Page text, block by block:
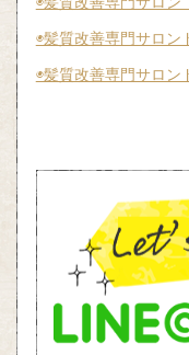
◉髪質改善専門サロン
◉髪質改善専門サロ